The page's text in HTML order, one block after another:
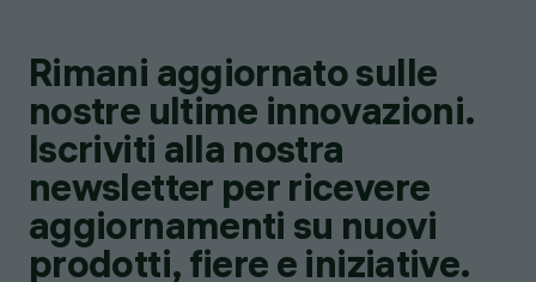
Rimani aggiornato sulle
nostre ultime innovazioni.
Iscriviti alla nostra
newsletter per ricevere
aggiornamenti su nuovi
prodotti, fiere e iniziative.